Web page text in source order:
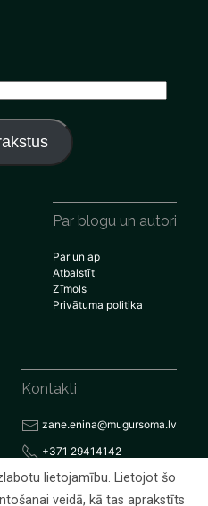
Par blogu un autori
Par un ap
Atbalstīt
Zīmols
Privātuma politika
Kontakti
zane.enina@mugursoma.lv
+371 29414142
lietojamību. Lietojot šo
veidā, kā tas aprakstīts